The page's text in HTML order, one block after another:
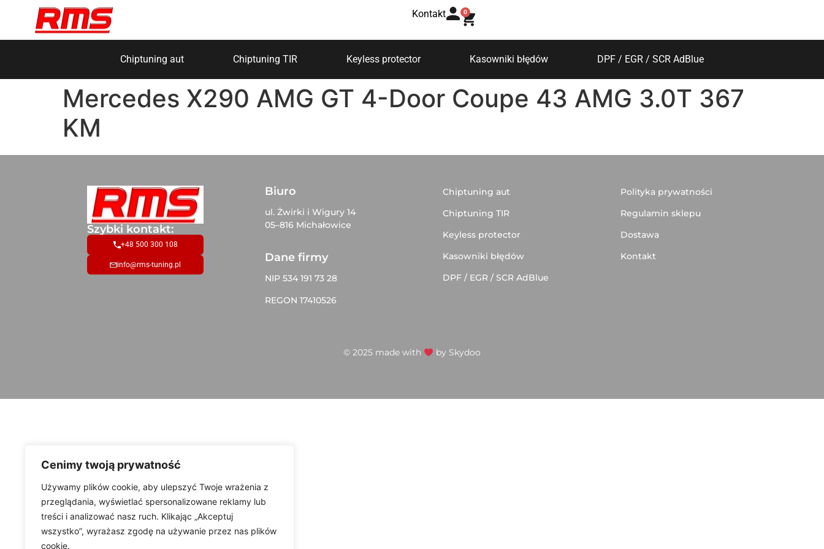
Cenimy twoją prywatność
Używamy plików cookie, aby ulepszyć Twoje wrażenia z
przeglądania, wyświetlać spersonalizowane reklamy lub
treści i analizować nasz ruch. Klikając „Akceptuj
wszystko”, wyrażasz zgodę na używanie przez nas plików
cookie.
Kontakt 0
Chiptuning aut Chiptuning TIR Keyless protector Kasowniki błędów DPF / EGR / SCR AdBlue
Mercedes X290 AMG GT 4-Door Coupe 43 AMG 3.0T 367
KM
Szybki kontakt:
+48 500 300 108
info@rms-tuning.pl
Biuro
ul. Żwirki i Wigury 14
05–816 Michałowice
Dane firmy
NIP 534 191 73 28
REGON 17410526
Chiptuning aut
Chiptuning TIR
Keyless protector
Kasowniki błędów
DPF / EGR / SCR AdBlue
Polityka prywatności
Regulamin sklepu
Dostawa
Kontakt
© 2025 made with by Skydoo